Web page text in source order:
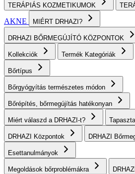
TERÁPIÁS KOZMETIKUMOK
AKNE
MIÉRT DRHAZI?
DRHAZI BŐRMEGÚJÍTÓ KÖZPONTOK
Kollekciók Termék Kategóriák
Bőrtípus
Bőrgyógyítás természetes módon
Bőrépítés, bőrmegújítás hatékonyan
Miért válaszd a DRHAZI-t?
DRHAZI Központok DRHAZI
Esettanulmányok
Megoldások bőrproblémákra